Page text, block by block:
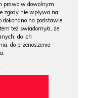
prawo w dowolnym
zgody nie wpływa na
dokonano na podstawie
też świadomy/a, że
do ich
do przenoszenia